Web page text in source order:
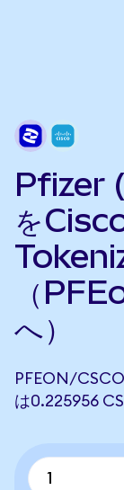
Pfizer
を
（
へ）
PFEON/
は0.225956